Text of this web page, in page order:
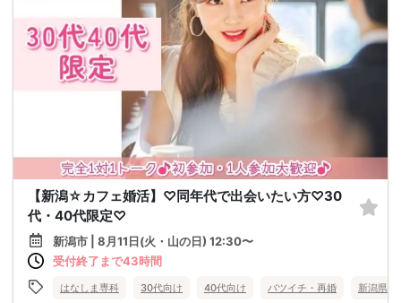
【新潟☆カフェ婚活】♡同年代で出会いたい方♡30
代・40代限定♡
新潟市 | 8月11日(火・山の日) 12:30〜
受付終了まで43時間
はなしま専科 30代向け 40代向け バツイチ・再婚 新潟県